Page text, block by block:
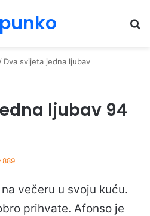
/ Dva svijeta jedna ljubav
ljubav 94
889
večeru u svoju kuću.
prihvate. Afonso je